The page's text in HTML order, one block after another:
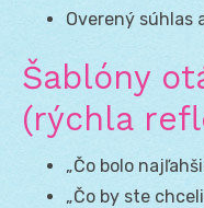
Overený súhlas
Šablóny
(rýchla
„Čo bolo
„Čo by ste